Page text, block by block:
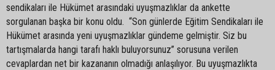
sendikaları ile Hükümet arasındaki uyuşmazlıklar da ankette
sorgulanan başka bir konu oldu. “Son günlerde Eğitim Sendikaları ile
Hükümet arasında yeni uyuşmazlıklar gündeme gelmiştir. Siz bu
tartışmalarda hangi tarafı haklı buluyorsunuz” sorusuna verilen
cevaplardan net bir kazananın olmadığı anlaşılıyor. Bu uyuşmazlıkta